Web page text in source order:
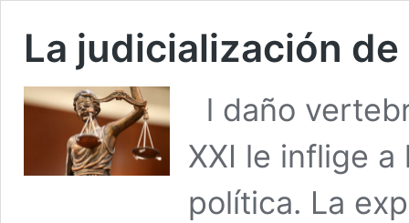
La judicialización
l daño
XXI le inflige
política. La